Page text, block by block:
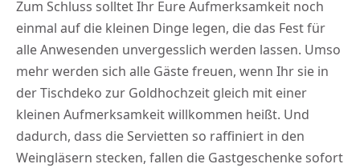
Zum Schluss solltet Ihr Eure Aufmerksamkeit noch
einmal auf die kleinen Dinge legen, die das Fest für
alle Anwesenden unvergesslich werden lassen. Umso
mehr werden sich alle Gäste freuen, wenn Ihr sie in
der Tischdeko zur Goldhochzeit gleich mit einer
kleinen Aufmerksamkeit willkommen heißt. Und
dadurch, dass die Servietten so raffiniert in den
Weingläsern stecken, fallen die Gastgeschenke sofort